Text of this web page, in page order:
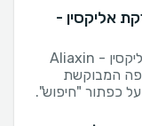
אליקסין -
על מנת לאתר רופאים בתחום הזרקת אליקסין - Aliaxin
המבוקשת
כפתור "חיפוש".